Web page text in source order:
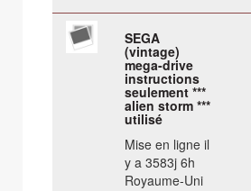
SEGA
(vintage)
mega-drive
instructions
seulement ***
alien storm ***
utilisé
Mise en ligne il
y a 3583j 6h
Royaume-Uni